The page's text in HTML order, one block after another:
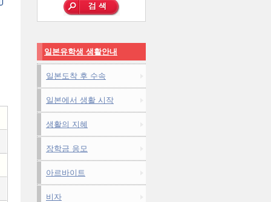
일본유학생 생활안내
일본도착 후 수속
일본에서 생활 시작
생활의 지혜
장학금 응모
아르바이트
비자